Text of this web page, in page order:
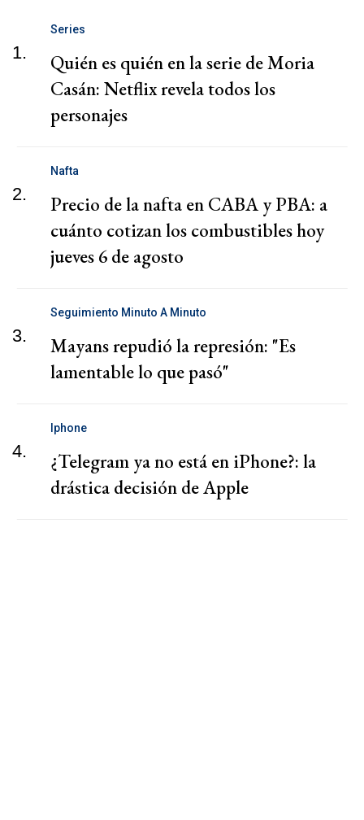
1.
Series
Quién es quién en la serie de Moria
Casán: Netflix revela todos los
personajes
2.
Nafta
Precio de la nafta en CABA y PBA: a
cuánto cotizan los combustibles hoy
jueves 6 de agosto
3.
Seguimiento Minuto A Minuto
Mayans repudió la represión: "Es
lamentable lo que pasó"
4.
Iphone
¿Telegram ya no está en iPhone?: la
drástica decisión de Apple